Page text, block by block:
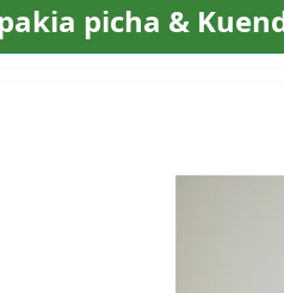
picha &